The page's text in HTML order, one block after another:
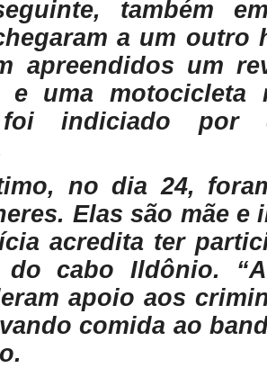
também
a um outro
apreendidos um
e uma motocicleta
foi indiciado por
no dia 24,
Elas são mãe e
acredita ter
do cabo Ildônio.
apoio aos
comida ao